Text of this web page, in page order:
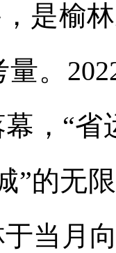
是榆
。
，“
”的无
当月